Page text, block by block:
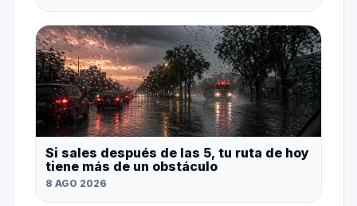
Si sales después de las 5, tu ruta de hoy
tiene más de un obstáculo
8 AGO 2026